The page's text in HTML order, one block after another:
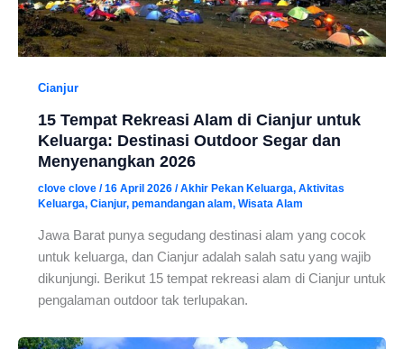
Cianjur
15 Tempat Rekreasi Alam di Cianjur untuk
Keluarga: Destinasi Outdoor Segar dan
Menyenangkan 2026
clove clove /16 April 2026 /Akhir Pekan Keluarga, Aktivitas
Keluarga, Cianjur, pemandangan alam, Wisata Alam
Jawa Barat punya segudang destinasi alam yang cocok
untuk keluarga, dan Cianjur adalah salah satu yang wajib
dikunjungi. Berikut 15 tempat rekreasi alam di Cianjur untuk
pengalaman outdoor tak terlupakan.